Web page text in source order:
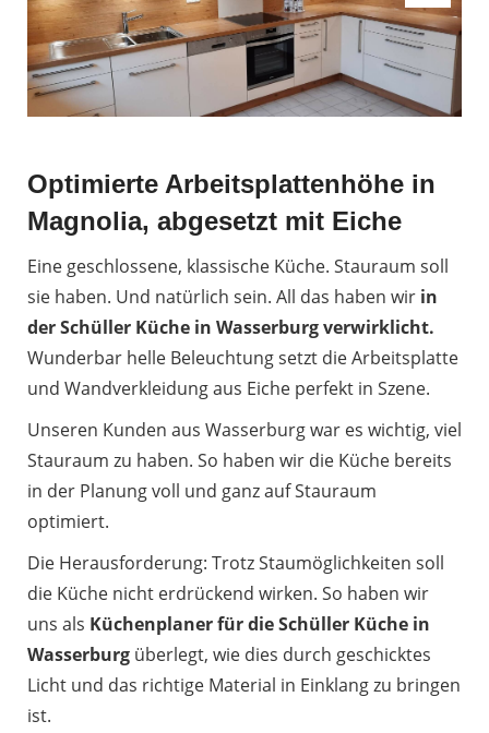
Optimierte Arbeitsplattenhöhe in
Magnolia, abgesetzt mit Eiche
Eine geschlossene, klassische Küche. Stauraum soll
sie haben. Und natürlich sein. All das haben wir in
der Schüller Küche in Wasserburg verwirklicht.
Wunderbar helle Beleuchtung setzt die Arbeitsplatte
und Wandverkleidung aus Eiche perfekt in Szene.
Unseren Kunden aus Wasserburg war es wichtig, viel
Stauraum zu haben. So haben wir die Küche bereits
in der Planung voll und ganz auf Stauraum
optimiert.
Die Herausforderung: Trotz Staumöglichkeiten soll
die Küche nicht erdrückend wirken. So haben wir
uns als Küchenplaner für die Schüller Küche in
Wasserburg überlegt, wie dies durch geschicktes
Licht und das richtige Material in Einklang zu bringen
ist.